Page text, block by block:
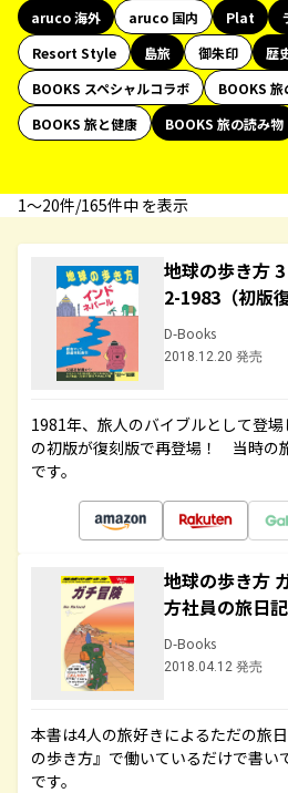
aruco 海外
aruco 国内 Plat
Resort Style
島旅 御朱印 歴
BOOKS スペシャルコラボ
BOOKS 旅
BOOKS 旅と健康
BOOKS 旅の読み物
1〜20件/165件中 を表示
地球の歩き方
2-1983（初版
D-Books
2018.12.20 発売
1981年、旅人のバイブルとして登
の初版が復刻版で再登場！ 当時の
です。
地球の歩き方
方社員の旅日
D-Books
2018.04.12 発売
本書は4人の旅好きによるただの旅
の歩き方』で働いているだけで書い
です。